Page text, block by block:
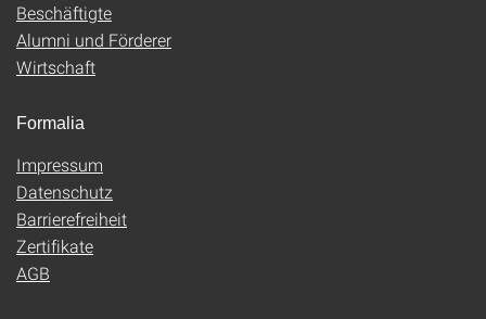
Beschäftigte
Alumni und Förderer
Wirtschaft
Formalia
Impressum
Datenschutz
Barrierefreiheit
Zertifikate
AGB